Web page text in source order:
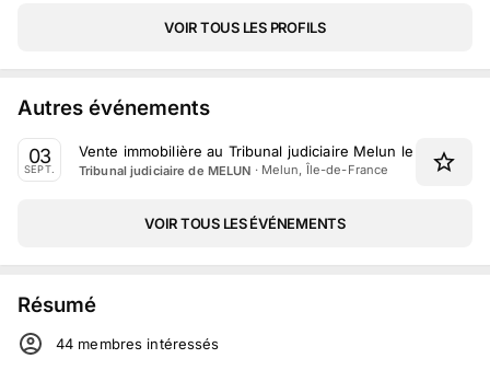
VOIR TOUS LES PROFILS
Autres événements
03
SEPT.
Vente immobilière au Tribunal judiciaire Melun le 3
Tribunal judiciaire de MELUN · Melun, Île-de-France
VOIR TOUS LES ÉVÉNEMENTS
Résumé
44 membres intéressés